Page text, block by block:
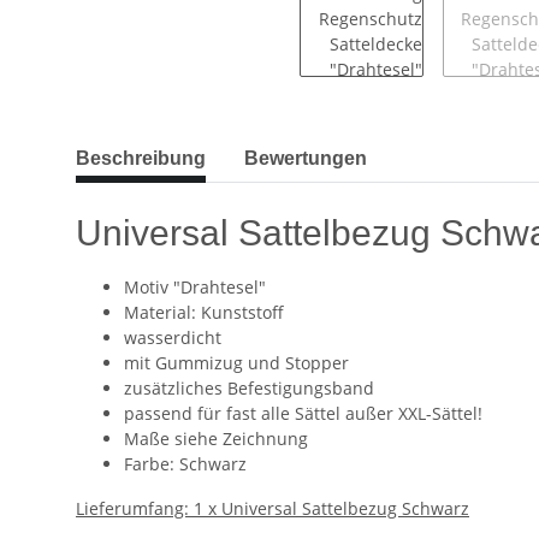
Beschreibung Bewertungen
Universal Sattelbezug
Motiv "Drahtesel"
Material: Kunststoff
wasserdicht
mit Gummizug und Stopper
zusätzliches Befestigungsband
passend für fast alle Sättel außer XXL-Sättel!
Maße siehe Zeichnung
Farbe: Schwarz
Lieferumfang: 1 x Universal Sattelbezug Schwarz